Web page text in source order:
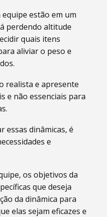
estão em um
perdendo altitude
quais itens
aliviar o peso e
realista e apresente
e não essenciais para
essas dinâmicas, é
e
os objetivos da
que deseja
da dinâmica para
elas sejam eficazes e